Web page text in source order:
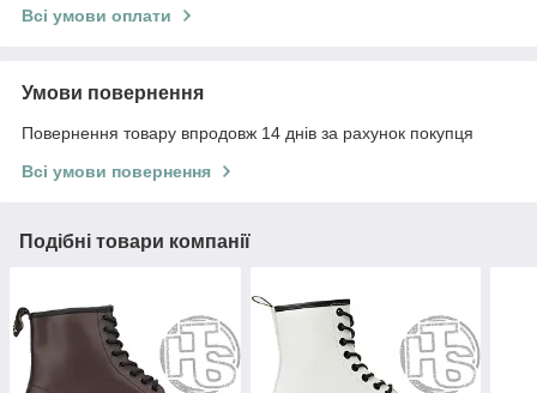
Всі умови оплати
Умови повернення
Повернення товару впродовж 14 днів за рахунок покупця
Всі умови повернення
Подібні товари компанії